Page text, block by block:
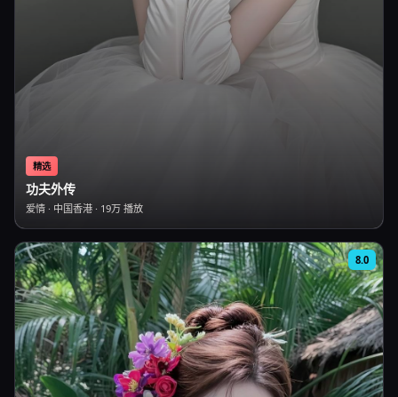
精选
功夫外传
爱情 · 中国香港 · 19万 播放
8.0